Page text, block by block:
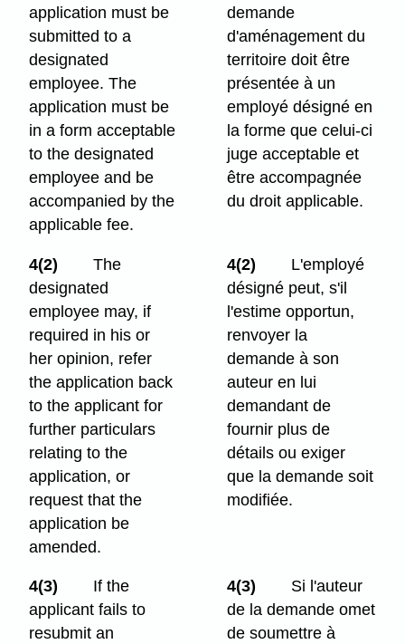
application must be
submitted to a
designated
employee. The
application must be
in a form acceptable
to the designated
employee and be
accompanied by the
applicable fee.
demande
d'aménagement du
territoire doit être
présentée à un
employé désigné en
la forme que celui-ci
juge acceptable et
être accompagnée
du droit applicable.
4(2)
The
designated
employee may, if
required in his or
her opinion, refer
the application back
to the applicant for
further particulars
relating to the
application, or
request that the
application be
amended.
4(2)
L'employé
désigné peut, s'il
l'estime opportun,
renvoyer la
demande à son
auteur en lui
demandant de
fournir plus de
détails ou exiger
que la demande soit
modifiée.
4(3)
If the
applicant fails to
resubmit an
4(3)
Si l'auteur
de la demande omet
de soumettre à